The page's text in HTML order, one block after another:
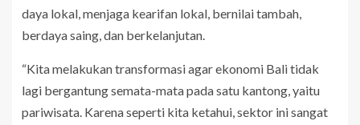
daya lokal, menjaga kearifan lokal, bernilai tambah,
berdaya saing, dan berkelanjutan.
“Kita melakukan transformasi agar ekonomi Bali tidak
lagi bergantung semata-mata pada satu kantong, yaitu
pariwisata. Karena seperti kita ketahui, sektor ini sangat